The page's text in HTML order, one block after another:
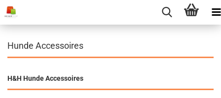
Hunde Accessoires
H&H Hunde Accessoires